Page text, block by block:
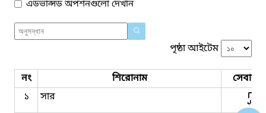
এডভান্সড অপশনগুলো দেখান
পৃষ্ঠা আইটেম
নং শিরোনাম
সেবার
১
সার